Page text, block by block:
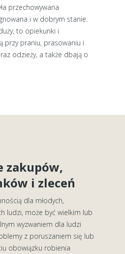
przechowywana
i w dobrym stanie.
to opiekunki i
przy praniu, prasowaniu i
odzieży, a także dbają o
zakupów,
i zleceń
dla młodych,
ludzi, może być wielkim lub
wyzwaniem dla ludzi
z poruszaniem się lub
obowiązku robienia